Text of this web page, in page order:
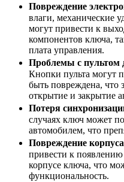
Повреждение
влаги, механические
могут привести к
компонентов ключа,
плата управления.
Проблемы с пультом
Кнопки пульта могут
быть повреждена, что
открытие и закрытие
Потеря
случаях ключ может
автомобилем, что
Повреждение
привести к
корпусе ключа, что
функциональность.